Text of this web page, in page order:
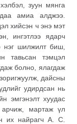
зуун мянга
амиа алджээ.
хийсэн ч энэ мэт
ингэтлээ ядарч
нэг шилжилт биш,
тавьсан тэмцэл
болно, ялагдаж
дайсны
удирдсан нь
эмгэнэлт хуудас
мартаж үл
их найрагч А. С.